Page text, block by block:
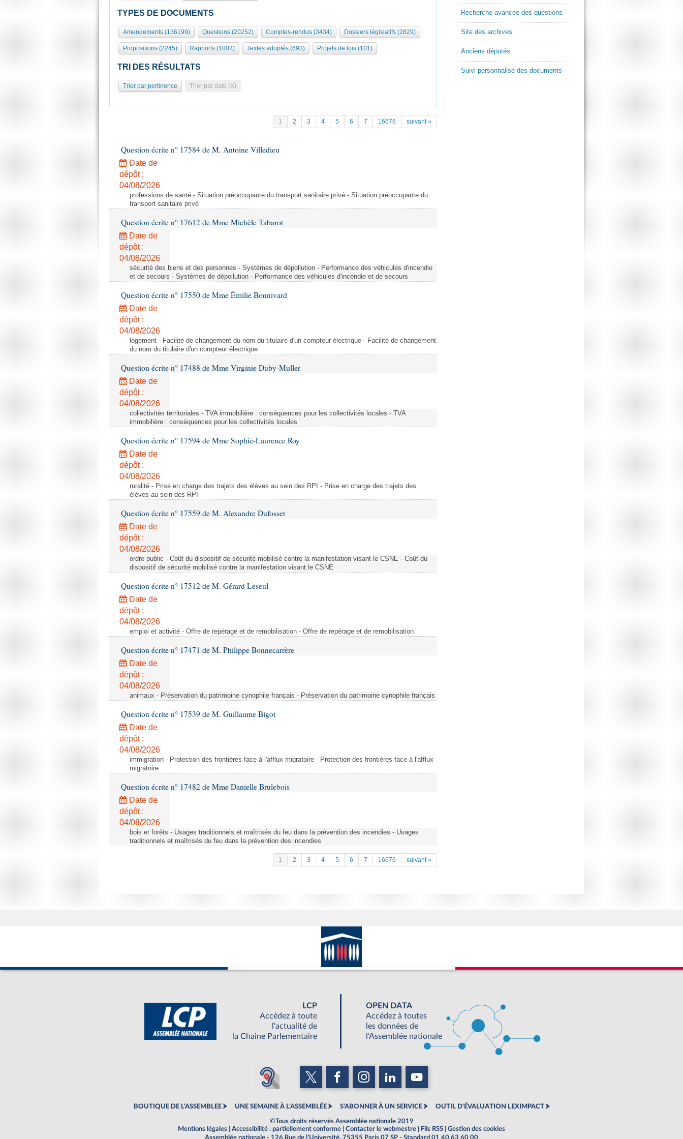
TYPES DE DOCUMENTS
Amendements (136199) Questions (20252) Comptes-rendus (3434) Dossiers législatifs (2829)
Propositions (2245) Rapports (1003) Textes adoptés (693) Projets de lois (101)
TRI DES RÉSULTATS
Trier par pertinence Trier par date (X)
1 2 3 4 5 6 7 16676 suivant »
Question écrite n° 17584 de M. Antoine Villedieu
Date de
dépôt :
04/08/2026
professions de santé - Situation préoccupante du transport sanitaire privé - Situation préoccupante du
transport sanitaire privé
Question écrite n° 17612 de Mme Michèle Tabarot
Date de
dépôt :
04/08/2026
sécurité des biens et des personnes - Systèmes de dépollution - Performance des véhicules d'incendie
et de secours - Systèmes de dépollution - Performance des véhicules d'incendie et de secours
Question écrite n° 17550 de Mme Émilie Bonnivard
Date de
dépôt :
04/08/2026
logement - Facilité de changement du nom du titulaire d'un compteur électrique - Facilité de changement
du nom du titulaire d'un compteur électrique
Question écrite n° 17488 de Mme Virginie Duby-Muller
Date de
dépôt :
04/08/2026
collectivités territoriales - TVA immobilière : conséquences pour les collectivités locales - TVA
immobilière : conséquences pour les collectivités locales
Question écrite n° 17594 de Mme Sophie-Laurence Roy
Date de
dépôt :
04/08/2026
ruralité - Prise en charge des trajets des élèves au sein des RPI - Prise en charge des trajets des
élèves au sein des RPI
Question écrite n° 17559 de M. Alexandre Dufosset
Date de
dépôt :
04/08/2026
ordre public - Coût du dispositif de sécurité mobilisé contre la manifestation visant le CSNE - Coût du
dispositif de sécurité mobilisé contre la manifestation visant le CSNE
Question écrite n° 17512 de M. Gérard Leseul
Date de
dépôt :
04/08/2026
emploi et activité - Offre de repérage et de remobilisation - Offre de repérage et de remobilisation
Question écrite n° 17471 de M. Philippe Bonnecarrère
Date de
dépôt :
04/08/2026
animaux - Préservation du patrimoine cynophile français - Préservation du patrimoine cynophile français
Question écrite n° 17539 de M. Guillaume Bigot
Date de
dépôt :
04/08/2026
immigration - Protection des frontières face à l'afflux migratoire - Protection des frontières face à l'afflux
migratoire
Question écrite n° 17482 de Mme Danielle Brulebois
Date de
dépôt :
04/08/2026
bois et forêts - Usages traditionnels et maîtrisés du feu dans la prévention des incendies - Usages
traditionnels et maîtrisés du feu dans la prévention des incendies
1 2 3 4 5 6 7 16676 suivant »
Recherche avancée des questions
Site des archives
Anciens députés
Suivi personnalisé des documents
LCP
Accédez à toute
l'actualité de
la Chaine Parlementaire
OPEN DATA
Accédez à toutes
les données de
l'Assemblée nationale
BOUTIQUE DE L'ASSEMBLEE UNE SEMAINE À L'ASSEMBLÉE S'ABONNER À UN SERVICE OUTIL D'ÉVALUATION LEXIMPACT
©Tous droits réservés Assemblée nationale 2019
Mentions légales
Accessibilité : partiellement conforme Contacter le webmestre Fils RSS
Gestion des cookies
Assemblée nationale - 126 Rue de l'Université, 75355 Paris 07 SP - Standard 01 40 63 60 00